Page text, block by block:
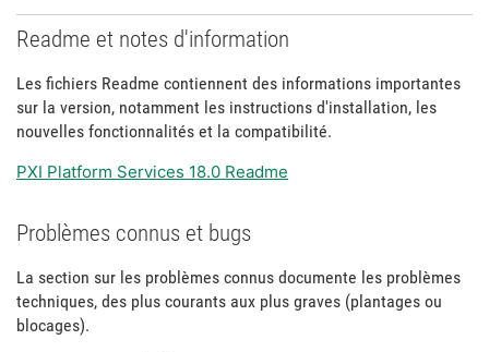
Readme et notes d'information
Les fichiers Readme contiennent des informations importantes
sur la version, notamment les instructions d'installation, les
nouvelles fonctionnalités et la compatibilité.
PXI Platform Services 18.0 Readme
Problèmes connus et bugs
La section sur les problèmes connus documente les problèmes
techniques, des plus courants aux plus graves (plantages ou
blocages).